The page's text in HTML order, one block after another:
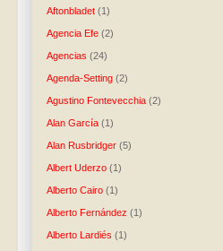
Aftonbladet (1)
Agencia Efe (2)
Agencias (24)
Agenda-Setting (2)
Agustino Fontevecchia (2)
Alan García (1)
Alan Rusbridger (5)
Albert Uderzo (1)
Alberto Cairo (1)
Alberto Fernández (1)
Alberto Lardiés (1)